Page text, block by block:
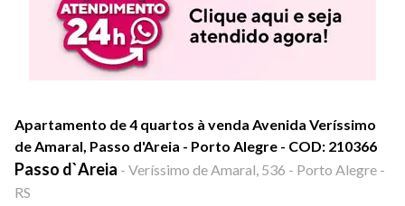
Apartamento de 4 quartos à venda Avenida Veríssimo
de Amaral, Passo d'Areia - Porto Alegre - COD: 210366
Passo d`Areia - Veríssimo de Amaral, 536 - Porto Alegre -
RS